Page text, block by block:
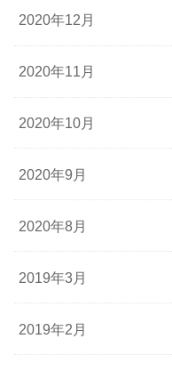
2020年12月
2020年11月
2020年10月
2020年9月
2020年8月
2019年3月
2019年2月